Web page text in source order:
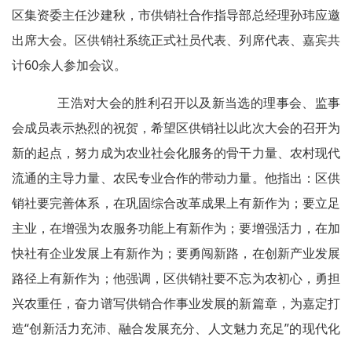
区集资委主任沙建秋，市供销社合作指导部总经理孙玮应邀
出席大会。区供销社系统正式社员代表、列席代表、嘉宾共
计60余人参加会议。
王浩对大会的胜利召开以及新当选的理事会、监事
会成员表示热烈的祝贺，希望区供销社以此次大会的召开为
新的起点，努力成为农业社会化服务的骨干力量、农村现代
流通的主导力量、农民专业合作的带动力量。他指出：区供
销社要完善体系，在巩固综合改革成果上有新作为；要立足
主业，在增强为农服务功能上有新作为；要增强活力，在加
快社有企业发展上有新作为；要勇闯新路，在创新产业发展
路径上有新作为；他强调，区供销社要不忘为农初心，勇担
兴农重任，奋力谱写供销合作事业发展的新篇章，为嘉定打
造“创新活力充沛、融合发展充分、人文魅力充足”的现代化